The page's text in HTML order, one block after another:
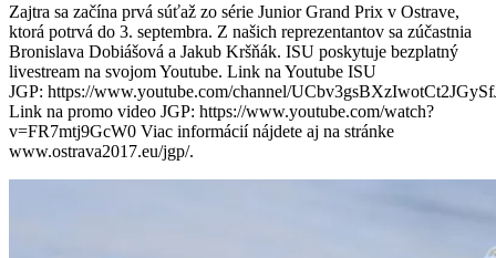
Grand
Prix
v
Ostrave
Zajtra sa začína prvá súťaž zo série Junior Grand Prix v Ostrave,
ktorá potrvá do 3. septembra. Z našich reprezentantov sa zúčastnia
Bronislava Dobiášová a Jakub Kršňák. ISU poskytuje bezplatný
livestream na svojom Youtube. Link na Youtube ISU
JGP: https://www.youtube.com/channel/
Link na promo video JGP: https://www.youtube.com/watch?
v=FR7mtj9GcW0 Viac informácií nájdete aj na stránke
www.ostrava2017.eu/jgp/.